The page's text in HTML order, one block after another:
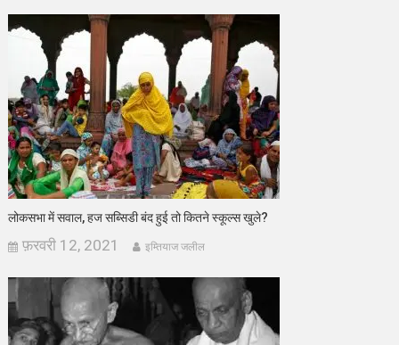
लोकसभा में सवाल, हज सब्सिडी बंद हुई तो कितने स्कूल्स खुले?
फ़रवरी 12, 2021 इम्तियाज जलील